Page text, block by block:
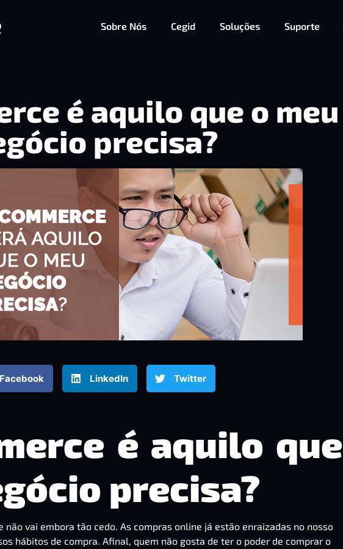
Sobre Nós Cegid Soluções Suporte
é aquilo que o meu
precisa?
Facebook LinkedIn Twitter
é aquilo que
precisa?
não vai embora tão cedo. As compras online já estão enraizadas no nosso
hábitos de compra. Afinal, quem não gosta de ter o poder de comprar o